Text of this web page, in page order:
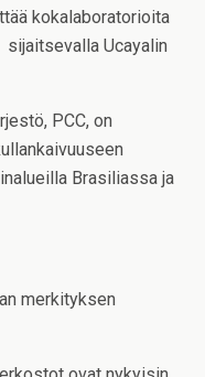
kokalaboratorioita
Ucayalin
PCC, on
Brasiliassa ja
merkityksen